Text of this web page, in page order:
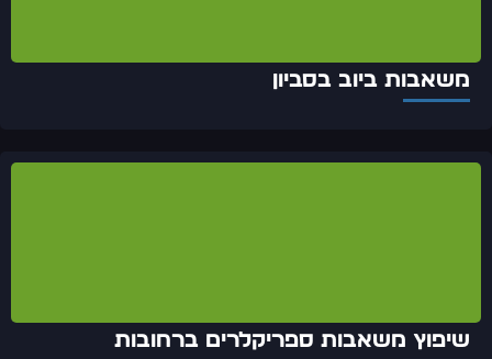
משאבות ביוב בסביון
שיפוץ משאבות ספריקלרים ברחובות